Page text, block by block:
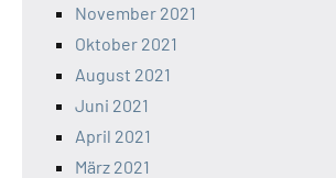
November 2021
Oktober 2021
August 2021
Juni 2021
April 2021
März 2021